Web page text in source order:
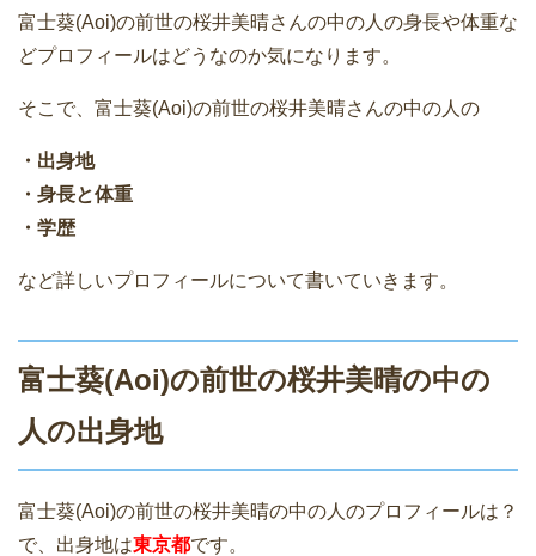
富士葵(Aoi)の前世の桜井美晴さんの中の人の身長や体重な
どプロフィールはどうなのか気になります。
そこで、富士葵(Aoi)の前世の桜井美晴さんの中の人の
・出身地
・身長と体重
・学歴
など詳しいプロフィールについて書いていきます。
富士葵(Aoi)の前世の桜井美晴の中の
人の出身地
富士葵(Aoi)の前世の桜井美晴の中の人のプロフィールは？
で、出身地は東京都です。